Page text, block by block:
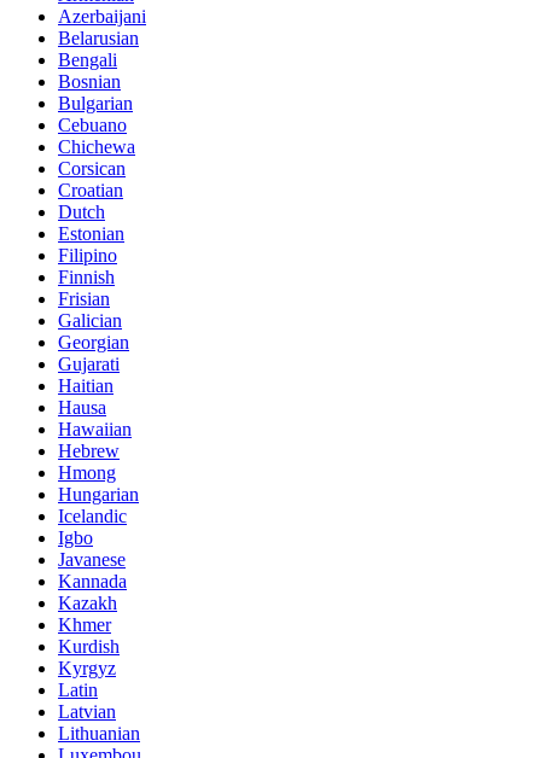
Azerbaijani
Belarusian
Bengali
Bosnian
Bulgarian
Cebuano
Chichewa
Corsican
Croatian
Dutch
Estonian
Filipino
Finnish
Frisian
Galician
Georgian
Gujarati
Haitian
Hausa
Hawaiian
Hebrew
Hmong
Hungarian
Icelandic
Igbo
Javanese
Kannada
Kazakh
Khmer
Kurdish
Kyrgyz
Latin
Latvian
Lithuanian